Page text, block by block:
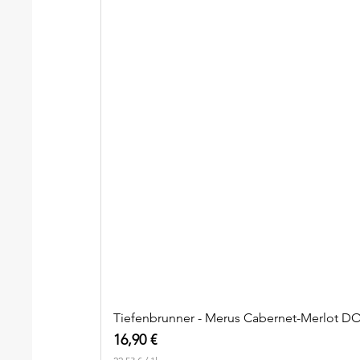
Tiefenbrunner - Merus Cabernet-Merlot
Preis
16,90 €